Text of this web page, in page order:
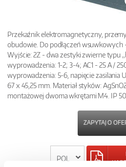
Przekaźnik elektromagnetyczny,
obudowie. Do podłączeń wsuwkowych
Wyjście: 2Z - dwa zestyki zwierne typu
wyprowadzenia: 1-2; 3-4; AC1 - 25 A /
wyprowadzenia: 5-6, napięcie zasilania
67 x 45,25 mm. Materiał styków:
montażowej dwoma wkrętami M4. IP 50.
ZAPYTAJ O